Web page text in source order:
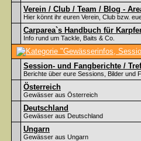
Verein / Club / Team / Blog -
Hier könnt ihr euren Verein, Club bzw.
Carparea`s Handbuch für
Info rund um Tackle, Baits & Co.
Session- und Fangberichte /
Berichte über eure Sessions, Bilder und
Österreich
Gewässer aus Österreich
Deutschland
Gewässer aus Deutschland
Ungarn
Gewässer aus Ungarn